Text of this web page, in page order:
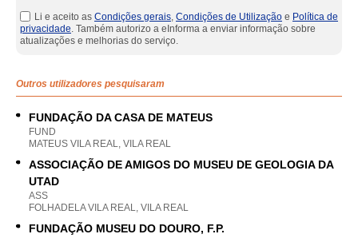
Li e aceito as Condições gerais, Condições de Utilização e Política de
privacidade. Também autorizo a eInforma a enviar informação sobre
atualizações e melhorias do serviço.
Outros utilizadores pesquisaram
FUNDAÇÃO DA CASA DE MATEUS
FUND
MATEUS VILA REAL, VILA REAL
ASSOCIAÇÃO DE AMIGOS DO MUSEU DE GEOLOGIA DA
UTAD
ASS
FOLHADELA VILA REAL, VILA REAL
FUNDAÇÃO MUSEU DO DOURO, F.P.